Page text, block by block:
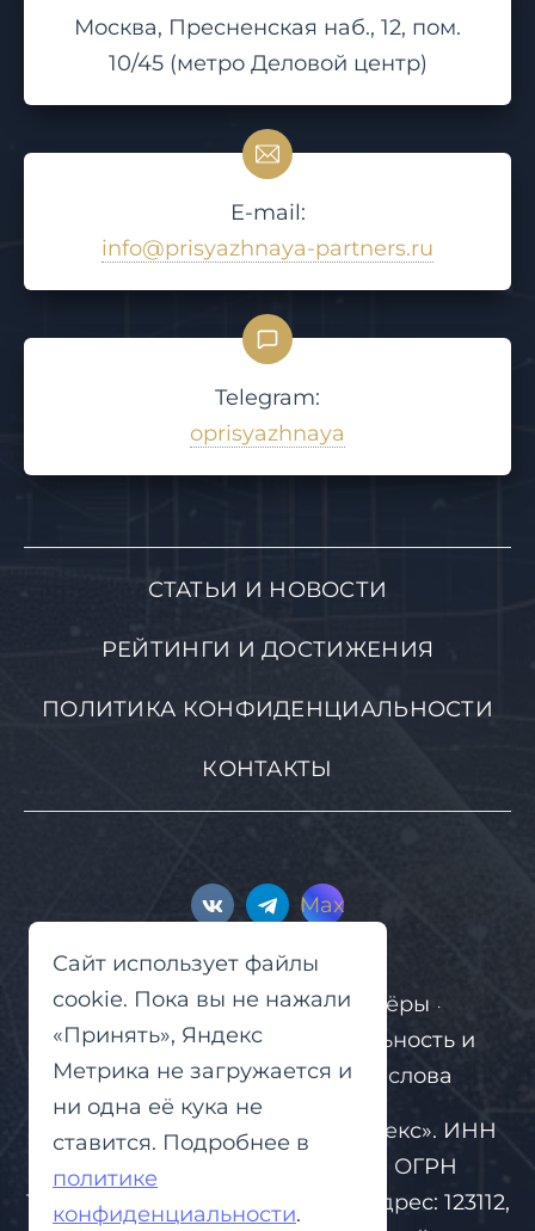
Москва, Пресненская наб., 12, пом.
10/45 (метро Деловой центр)
E-mail:
info@prisyazhnaya-partners.ru
Telegram:
oprisyazhnaya
СТАТЬИ И НОВОСТИ
РЕЙТИНГИ И ДОСТИЖЕНИЯ
ПОЛИТИКА КОНФИДЕНЦИАЛЬНОСТИ
КОНТАКТЫ
Max
©2026Присяжная и Партнёры ·
Гарантируем конфиденциальность и
уверенность, а не громкие слова
Сайт принадлежит ООО «Вейлекс». ИНН
9715397784, КПП 770301001, ОГРН
1217700096085. Юридический адрес: 123112,
Сайт использует файлы
cookie. Пока вы не нажали
«Принять», Яндекс
Метрика не загружается и
ни одна её кука не
ставится. Подробнее в
политике
конфиденциальности.